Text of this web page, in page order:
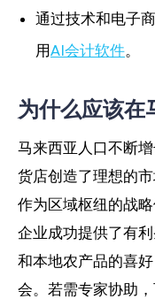
通过技术和电子
用AI会计软件。
为什么应该在
马来西亚人口不断
货店创造了理想的
作为区域枢纽的战
企业成功提供了有
和本地农产品的喜
会。若需专家协助